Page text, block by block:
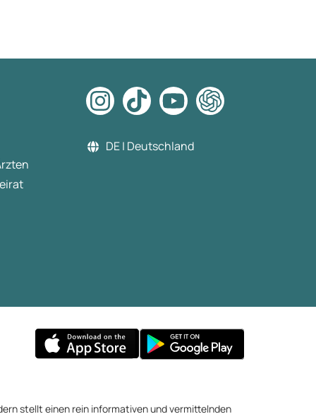
DE | Deutschland
stellt einen rein informativen und vermittelnden